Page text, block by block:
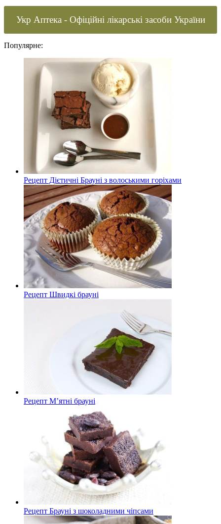
Укр Аптека - Офіційні лікарські засоби України
Популярне:
Рецепт Дієтичні Брауні з волоськими горіхами
Рецепт Швидкі брауні
Рецепт М’ятні брауні
Рецепт Брауні з шоколадними чіпсами